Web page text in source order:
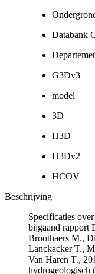
Databank
G3Dv3
model
3D
H3D
H3Dv2
HCOV
Beschrijving
Specificaties
bijgaand rapport
Broothaers M.,
Lanckacker T.,
Van Haren T.,
hydrogeologisch